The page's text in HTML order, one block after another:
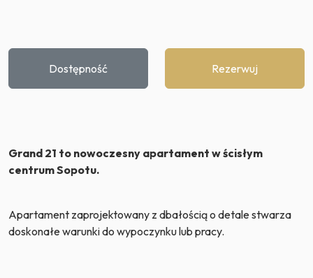
Dostępność Rezerwuj
Grand 21 to nowoczesny apartament w ścisłym
centrum Sopotu.
Apartament zaprojektowany z dbałością o detale stwarza
doskonałe warunki do wypoczynku lub pracy.